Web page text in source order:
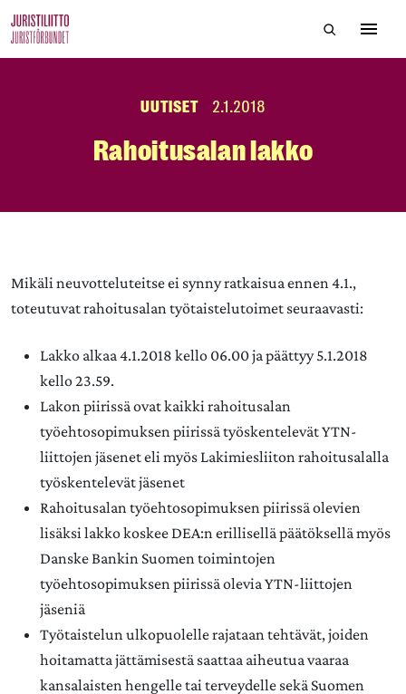
to
Hae
UUTISET 2.1.2018
Rahoitusalan lakko
Mikäli neuvotteluteitse ei synny ratkaisua ennen 4.1.,
toteutuvat rahoitusalan työtaistelutoimet seuraavasti:
Lakko alkaa 4.1.2018 kello 06.00 ja päättyy 5.1.2018
kello 23.59.
Lakon piirissä ovat kaikki rahoitusalan
työehtosopimuksen piirissä työskentelevät YTN-
liittojen jäsenet eli myös Lakimiesliiton rahoitusalalla
työskentelevät jäsenet
Rahoitusalan työehtosopimuksen piirissä olevien
lisäksi lakko koskee DEA:n erillisellä päätöksellä myös
Danske Bankin Suomen toimintojen
työehtosopimuksen piirissä olevia YTN-liittojen
jäseniä
Työtaistelun ulkopuolelle rajataan tehtävät, joiden
hoitamatta jättämisestä saattaa aiheutua vaaraa
kansalaisten hengelle tai terveydelle sekä Suomen